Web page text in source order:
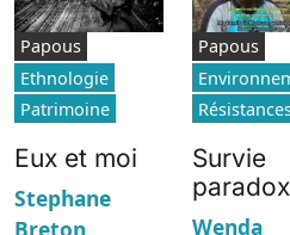
Papous
Ethnologie
Patrimoine
Eux et moi
Stephane
Papous
Survie
Wenda